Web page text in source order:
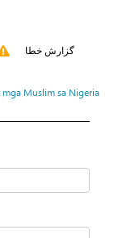
گزارش خطا
mga Muslim sa Nigeria